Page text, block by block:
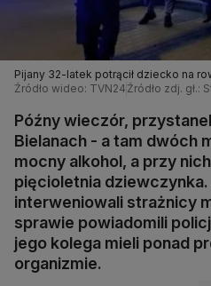
Pijany 32-latek potrącił dziecko na
Źródło wideo: TVN24 Źródło zdj. gł.:
Późny wieczór,
Bielanach - a tam dwóch
mocny alkohol, a przy
pięcioletnia dziewczynka.
interweniowali strażnicy
sprawie powiadomili
jego kolega mieli ponad
organizmie.